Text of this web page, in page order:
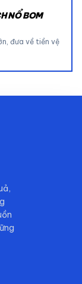
NỔ BOM
đưa về tiền vệ